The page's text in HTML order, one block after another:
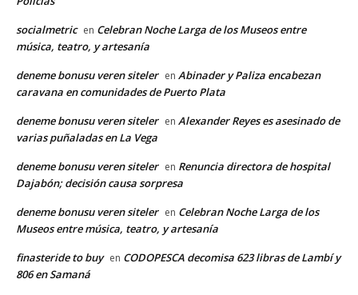
socialmetric en Celebran Noche Larga de los Museos entre
música, teatro, y artesanía
deneme bonusu veren siteler en Abinader y Paliza encabezan
caravana en comunidades de Puerto Plata
deneme bonusu veren siteler en Alexander Reyes es asesinado de
varias puñaladas en La Vega
deneme bonusu veren siteler en Renuncia directora de hospital
Dajabón; decisión causa sorpresa
deneme bonusu veren siteler en Celebran Noche Larga de los
Museos entre música, teatro, y artesanía
finasteride to buy en CODOPESCA decomisa 623 libras de Lambí y
806 en Samaná